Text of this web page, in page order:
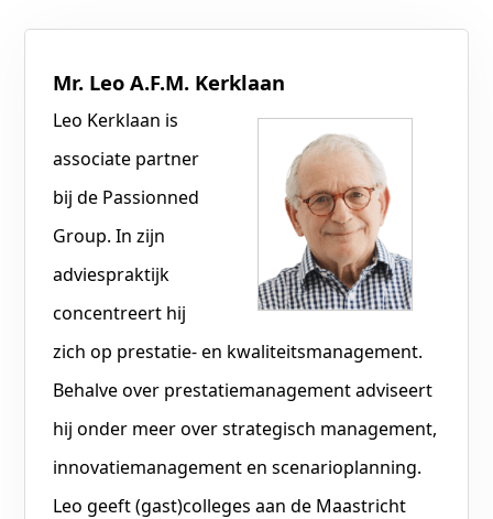
Mr. Leo A.F.M. Kerklaan
Leo Kerklaan is
associate partner
bij de Passionned
Group. In zijn
adviespraktijk
concentreert hij
zich op prestatie- en kwaliteitsmanagement.
Behalve over prestatiemanagement adviseert
hij onder meer over strategisch management,
innovatiemanagement en scenarioplanning.
Leo geeft (gast)colleges aan de Maastricht